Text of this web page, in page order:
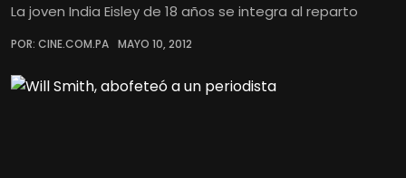
La joven India Eisley de 18 años se integra al reparto
POR: CINE.COM.PA MAYO 10, 2012